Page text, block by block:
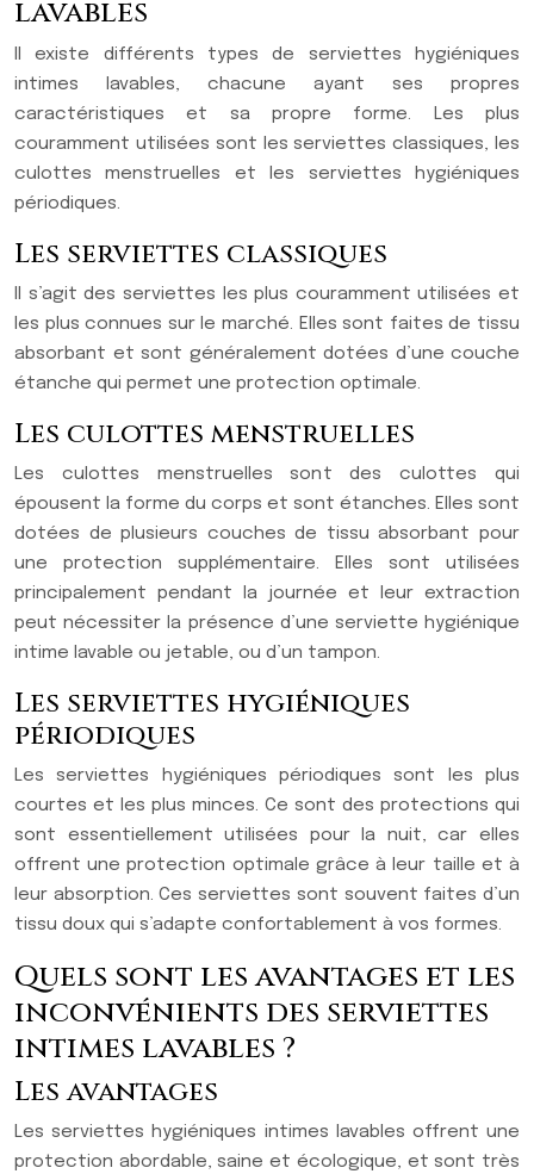
lavables
Il existe différents types de serviettes hygiéniques
intimes lavables, chacune ayant ses propres
caractéristiques et sa propre forme. Les plus
couramment utilisées sont les serviettes classiques, les
culottes menstruelles et les serviettes hygiéniques
périodiques.
Les serviettes classiques
Il s’agit des serviettes les plus couramment utilisées et
les plus connues sur le marché. Elles sont faites de tissu
absorbant et sont généralement dotées d’une couche
étanche qui permet une protection optimale.
Les culottes menstruelles
Les culottes menstruelles sont des culottes qui
épousent la forme du corps et sont étanches. Elles sont
dotées de plusieurs couches de tissu absorbant pour
une protection supplémentaire. Elles sont utilisées
principalement pendant la journée et leur extraction
peut nécessiter la présence d’une serviette hygiénique
intime lavable ou jetable, ou d’un tampon.
Les serviettes hygiéniques
périodiques
Les serviettes hygiéniques périodiques sont les plus
courtes et les plus minces. Ce sont des protections qui
sont essentiellement utilisées pour la nuit, car elles
offrent une protection optimale grâce à leur taille et à
leur absorption. Ces serviettes sont souvent faites d’un
tissu doux qui s’adapte confortablement à vos formes.
Quels sont les avantages et les
inconvénients des serviettes
intimes lavables ?
Les avantages
Les serviettes hygiéniques intimes lavables offrent une
protection abordable, saine et écologique, et sont très